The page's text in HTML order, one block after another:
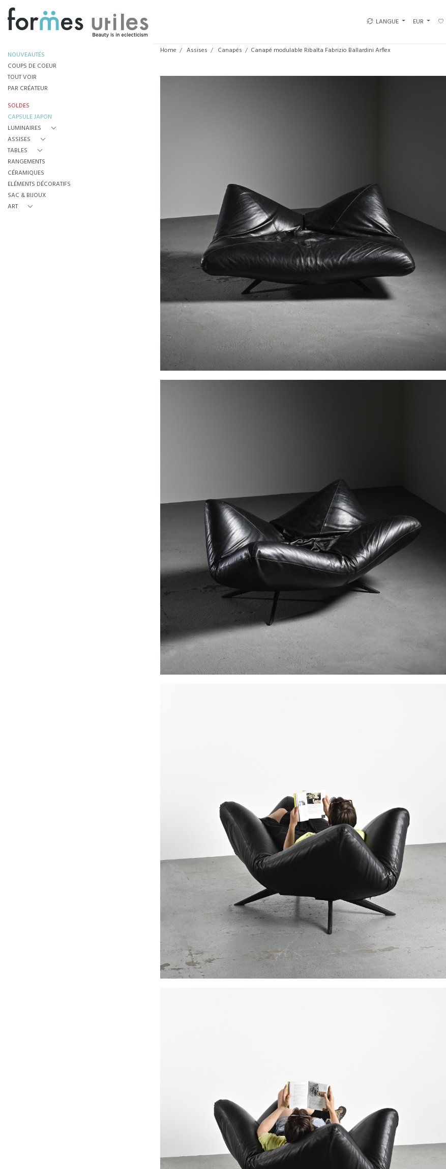
LANGUE EUR
NOUVEAUTÉS
COUPS DE COEUR
TOUT VOIR
PAR CRÉATEUR
SOLDES
CAPSULE JAPON
LUMINAIRES
ASSISES
TABLES
RANGEMENTS
CÉRAMIQUES
ELÉMENTS DÉCORATIFS
SAC & BIJOUX
ART
Home Assises Canapés Canapé modulable Ribalta Fabrizio Ballardini Arflex